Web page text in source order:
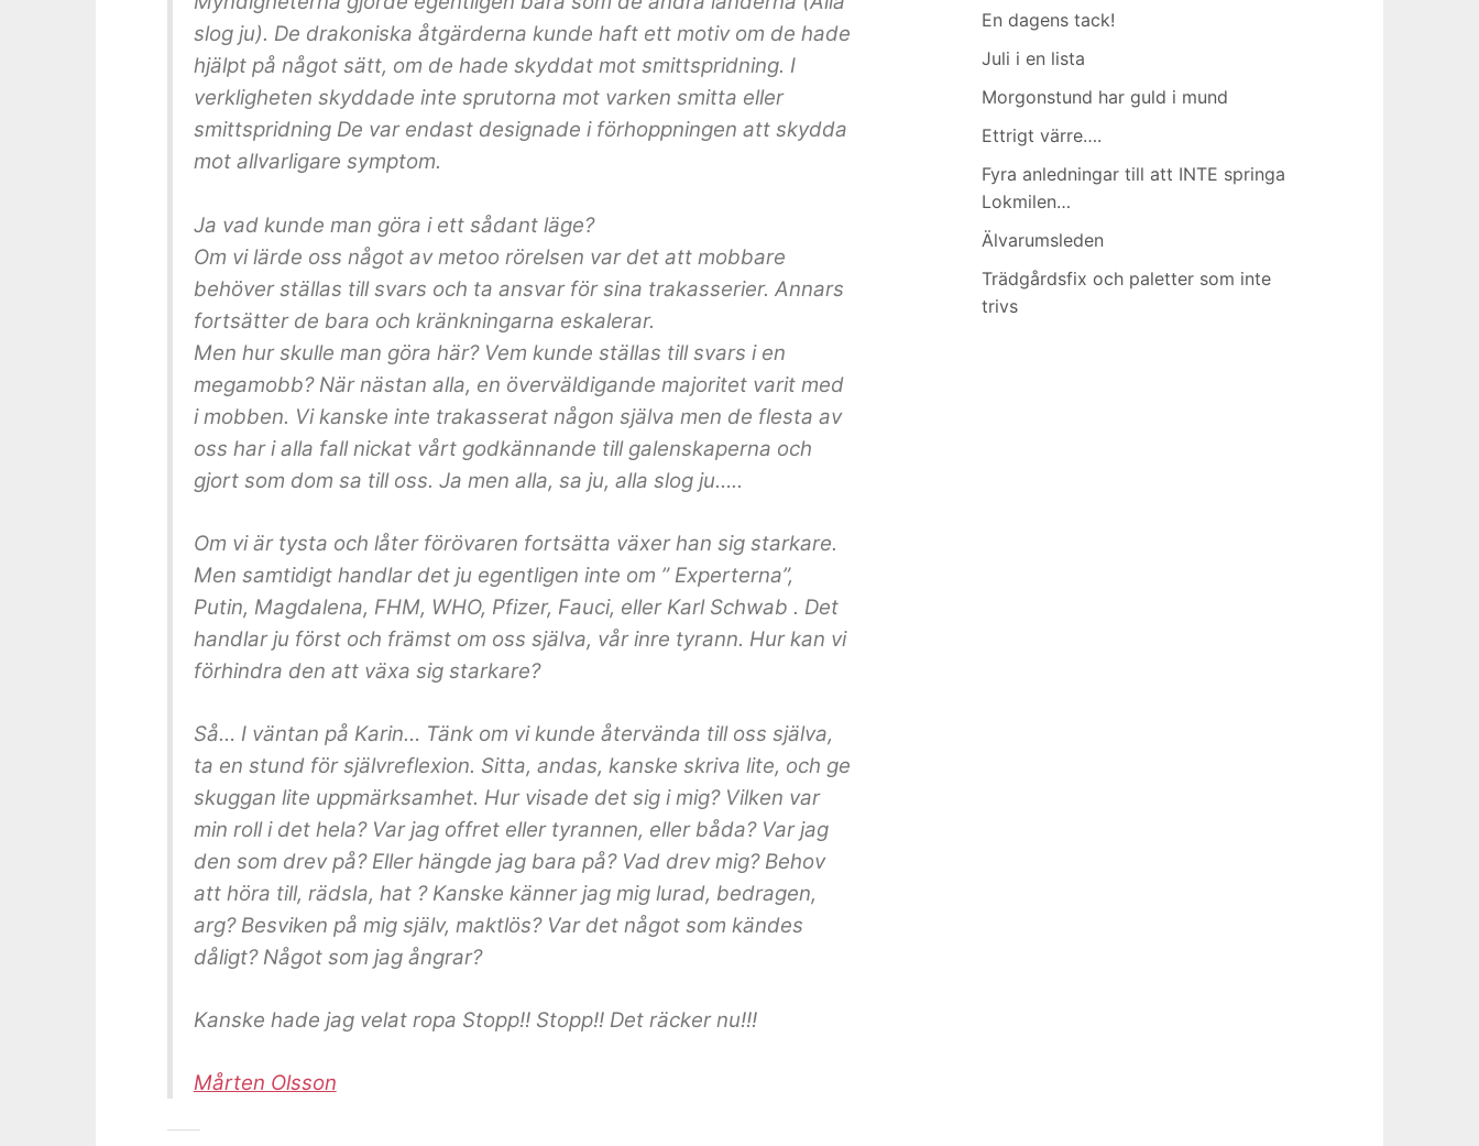
slog ju). De drakoniska åtgärderna kunde haft ett motiv om de hade
hjälpt på något sätt, om de hade skyddat mot smittspridning. I
verkligheten skyddade inte sprutorna mot varken smitta eller
smittspridning De var endast designade i förhoppningen att skydda
mot allvarligare symptom.
Ja vad kunde man göra i ett sådant läge?
Om vi lärde oss något av metoo rörelsen var det att mobbare
behöver ställas till svars och ta ansvar för sina trakasserier. Annars
fortsätter de bara och kränkningarna eskalerar.
Men hur skulle man göra här? Vem kunde ställas till svars i en
megamobb? När nästan alla, en överväldigande majoritet varit med
i mobben. Vi kanske inte trakasserat någon själva men de flesta av
oss har i alla fall nickat vårt godkännande till galenskaperna och
gjort som dom sa till oss. Ja men alla, sa ju, alla slog ju…..
Om vi är tysta och låter förövaren fortsätta växer han sig starkare.
Men samtidigt handlar det ju egentligen inte om ” Experterna”,
Putin, Magdalena, FHM, WHO, Pfizer, Fauci, eller Karl Schwab . Det
handlar ju först och främst om oss själva, vår inre tyrann. Hur kan vi
förhindra den att växa sig starkare?
Så… I väntan på Karin… Tänk om vi kunde återvända till oss själva,
ta en stund för självreflexion. Sitta, andas, kanske skriva lite, och ge
skuggan lite uppmärksamhet. Hur visade det sig i mig? Vilken var
min roll i det hela? Var jag offret eller tyrannen, eller båda? Var jag
den som drev på? Eller hängde jag bara på? Vad drev mig? Behov
att höra till, rädsla, hat ? Kanske känner jag mig lurad, bedragen,
arg? Besviken på mig själv, maktlös? Var det något som kändes
dåligt? Något som jag ångrar?
Kanske hade jag velat ropa Stopp!! Stopp!! Det räcker nu!!!
Mårten Olsson
En dagens tack!
Juli i en lista
Morgonstund har guld i mund
Ettrigt värre….
Fyra anledningar till att INTE springa
Lokmilen…
Älvarumsleden
Trädgårdsfix och paletter som inte
trivs